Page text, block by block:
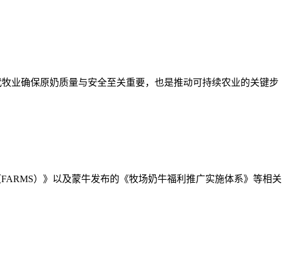
业确保原奶质量与安全至关重要，也是推动可持续农业的关键步
）》以及蒙牛发布的《牧场奶牛福利推广实施体系》等相关